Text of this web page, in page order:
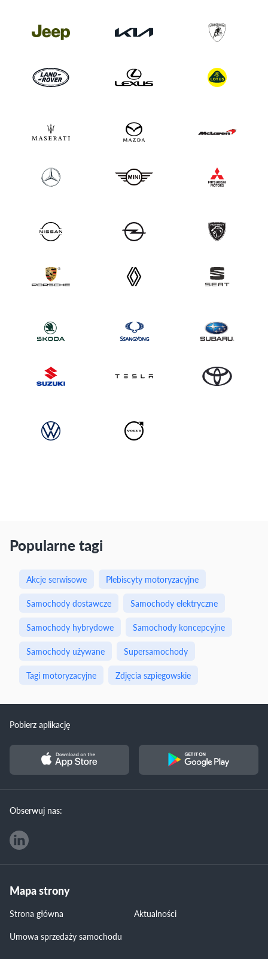
Popularne tagi
Akcje serwisowe
Plebiscyty motoryzacyjne
Samochody dostawcze
Samochody elektryczne
Samochody hybrydowe
Samochody koncepcyjne
Samochody używane
Supersamochody
Tagi motoryzacyjne
Zdjęcia szpiegowskie
Pobierz aplikację
Obserwuj nas:
Mapa strony
Strona główna
Aktualności
Umowa sprzedaży samochodu